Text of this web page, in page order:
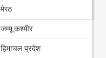
मेरठ
हरियाणा
जम्मू कश्मीर
हिमाचल प्रदेश